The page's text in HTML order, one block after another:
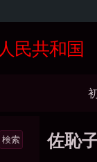
民共和国
佐恥